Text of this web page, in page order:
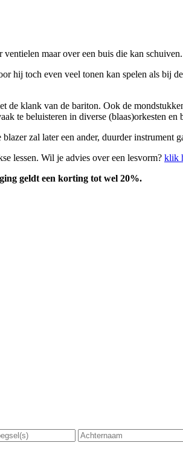
maar over een buis die kan schuiven.
hij toch even veel tonen kan spelen als bij
de klank van de bariton. Ook de
te beluisteren in diverse (blaas)orkesten en
zal later een ander, duurder instrument
lessen. Wil je advies over een lesvorm? klik
geldt een korting tot wel 20%.